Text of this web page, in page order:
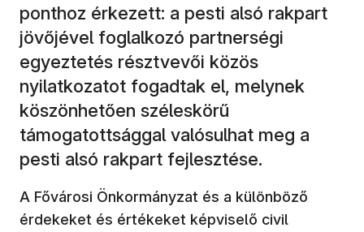
ponthoz érkezett: a pesti alsó rakpart
jövőjével foglalkozó partnerségi
egyeztetés résztvevői közös
nyilatkozatot fogadtak el, melynek
köszönhetően széleskörű
támogatottsággal valósulhat meg a
pesti alsó rakpart fejlesztése.
A Fővárosi Önkormányzat és a különböző
érdekeket és értékeket képviselő civil